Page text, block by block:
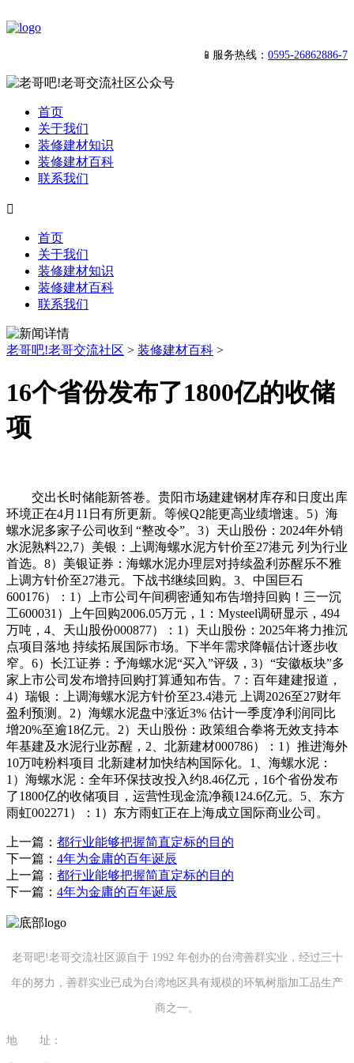
📱服务热线： 0595-26862886-7
首页
关于我们
装修建材知识
装修建材百科
联系我们

首页
关于我们
装修建材知识
装修建材百科
联系我们
老哥吧!老哥交流社区 > 装修建材百科 >
16个省份发布了1800亿的收储
项
交出长时储能新答卷。贵阳市场建建钢材库存和日度出库
环境正在4月11日有所更新。等候Q2能更高业绩增速。5）海
螺水泥多家子公司收到 “整改令”。3）天山股份：2024年外销
水泥熟料22,7）美银：上调海螺水泥方针价至27港元 列为行业
首选。8）美银证券：海螺水泥办理层对持续盈利苏醒乐不雅
上调方针价至27港元。下战书继续回购。3、中国巨石
600176）：1）上市公司午间稠密通知布告增持回购！三一沉
工600031）上午回购2006.05万元，1：Mysteel调研显示，494
万吨，4、天山股份000877）：1）天山股份：2025年将力推沉
点项目落地 持续拓展国际市场。下半年需求降幅估计逐步收
窄。6）长江证券：予海螺水泥“买入”评级，3）“安徽板块”多
家上市公司发布增持回购打算通知布告。7：百年建建报道，
4）瑞银：上调海螺水泥方针价至23.4港元 上调2026至27财年
盈利预测。2）海螺水泥盘中涨近3% 估计一季度净利润同比
增20%至逾18亿元。2）天山股份：政策组合拳将无效支持本
年基建及水泥行业苏醒，2、北新建材000786）：1）推进海外
10万吨粉料项目 北新建材加快结构国际化。1、海螺水泥：
1）海螺水泥：全年环保技改投入约8.46亿元，16个省份发布
了1800亿的收储项目，运营性现金流净额124.6亿元。5、东方
雨虹002271）：1）东方雨虹正在上海成立国际商业公司。
上一篇： 都行业能够把握简直定标的目的
下一篇： 4年为金庸的百年诞辰
上一篇： 都行业能够把握简直定标的目的
下一篇： 4年为金庸的百年诞辰
老哥吧!老哥交流社区源自于 1992 年创办的台湾善群实业，经过三十
年的努力，善群实业已成为台湾地区具有规模的环氧树脂加工品生产
商之一。
地 址：